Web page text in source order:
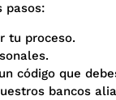
tu proceso.
código que
bancos